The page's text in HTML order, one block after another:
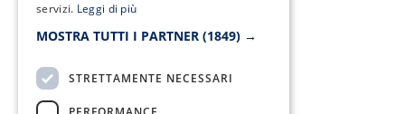
0823/21034
servizi. Leggi di più
MOSTRA TUTTI I PARTNER (1849) →
STRETTAMENTE NECESSARI